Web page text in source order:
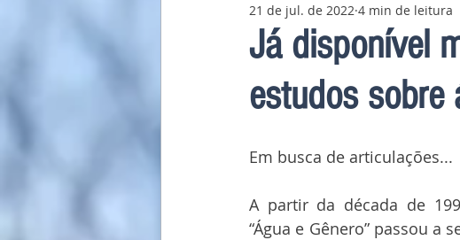
Pavilhão Latino-Americano
Já disponível
estudos sobre
21 de jul. de 2022 4 min de leitura
Em busca de articulações...
A partir da década de
“Água e Gênero” passou a